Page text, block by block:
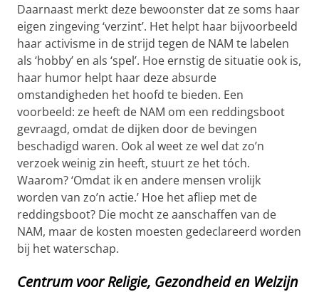
Daarnaast merkt deze bewoonster dat ze soms haar
eigen zingeving ‘verzint’. Het helpt haar bijvoorbeeld
haar activisme in de strijd tegen de NAM te labelen
als ‘hobby’ en als ‘spel’. Hoe ernstig de situatie ook is,
haar humor helpt haar deze absurde
omstandigheden het hoofd te bieden. Een
voorbeeld: ze heeft de NAM om een reddingsboot
gevraagd, omdat de dijken door de bevingen
beschadigd waren. Ook al weet ze wel dat zo’n
verzoek weinig zin heeft, stuurt ze het tóch.
Waarom? ‘Omdat ik en andere mensen vrolijk
worden van zo’n actie.’ Hoe het afliep met de
reddingsboot? Die mocht ze aanschaffen van de
NAM, maar de kosten moesten gedeclareerd worden
bij het waterschap.
Centrum voor Religie, Gezondheid en Welzijn